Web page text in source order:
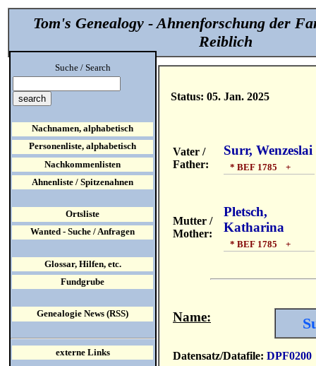
Tom's Genealogy - Ahnenforschung der
Reiblich
Status: 05. Jan. 2025
Vater /
Father:
Surr, Wenzeslai
* BEF 1785 +
Mutter /
Mother:
Pletsch,
Katharina
* BEF 1785 +
Name:
Datensatz/Datafile: DPF0200
Suche / Search
Nachnamen, alphabetisch
Personenliste, alphabetisch
Nachkommenlisten
Ahnenliste / Spitzenahnen
Ortsliste
Wanted - Suche / Anfragen
Glossar, Hilfen, etc.
Fundgrube
Genealogie News (RSS)
externe Links